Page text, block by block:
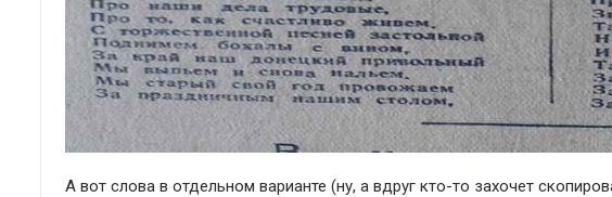
А вот слова в отдельном варианте (ну, а вдруг кто-то захочет